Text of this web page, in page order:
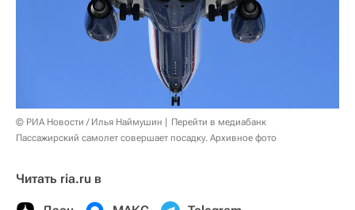
© РИА Новости / Илья Наймушин
Перейти в медиабанк
Пассажирский самолет совершает посадку. Архивное фото
Читать ria.ru в